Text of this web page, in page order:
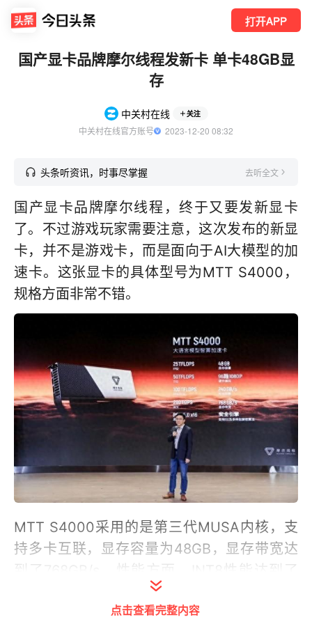
打开APP
国产显卡品牌摩尔线程发新卡 单卡48GB显
存
中关村在线 关注
中关村在线官方账号
  2023-12-20 08:32
头条听资讯，时事尽掌握 去听全文
国产显卡品牌摩尔线程，终于又要发新显卡
了。不过游戏玩家需要注意，这次发布的新显
卡，并不是游戏卡，而是面向于AI大模型的加
速卡。这张显卡的具体型号为MTT S4000，
规格方面非常不错。
MTT S4000采用的是第三代MUSA内核，支
持多卡互联，显存容量为48GB，显存带宽达
到了768GB/s。性能方面，INT8性能达到了
200TFLOPs，TF32性能达到了50TFLOPs，
FP32性能达到了25TFLOPs。多卡互联后，片
点击查看完整内容